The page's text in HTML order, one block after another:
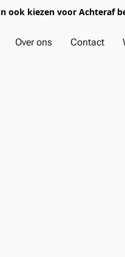
ook kiezen voor Achteraf
Over ons Contact